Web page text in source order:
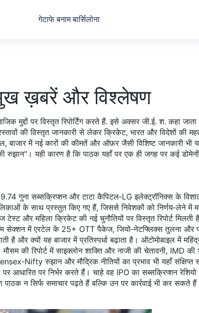
गेटाफे बनाम बार्सिलोना
ख़बरें और विश्लेषण
मुद्दों पर विस्तृत रिपोर्टिंग करते हैं. इसे अक्सरजी.ई. श. कहा जाता
की विस्तृत जानकारीसे लेकरक्रिकेट, भारत और विदेशों की
,बाजार में नई कारों की कीमतें और ऑफ़र जैसी विशिष्ट जानकारी भी
रुझान"। यही कारण है कि पाठक यहाँ पर एक ही जगह पर कई
सब्सक्रिप्शन और टाटा कैपिटल‑LG इलेक्ट्रॉनिक्स के
के साथ प्रस्तुत किए गए हैं, जिससे निवेशकों को निर्णय‑लेने में
टेस्‍ट और महिला क्रिकेट की नई चुनौतियों पर विस्तृत रिपोर्ट
सेक्शन में एरटेल के 25+ OTT पैकेज, जियो‑नेटफ्लिक्स तुलना और
क्यों यह बाजार में प्रतिस्पर्धा बढ़ाता है। ऑटोमोबाइल में
रिपोर्ट में साइक्लोन शाक्ति और नाजी की चेतावनी, IMD की
रुझान और मौद्रिक नीतियों का प्रभाव भी यहाँ
आधारितपर निर्भर करते हैं। चाहे वह IPO का सब्सक्रिप्शन
न सिर्फ समाचार पढ़ते हैं बल्कि उन पर कार्रवाई भी कर